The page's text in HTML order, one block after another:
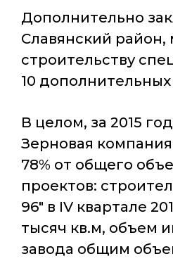
Дополнительно
Славянский
строительству
10
В целом, за 2015
Зерновая
78% от общего
проектов:
96" в IV квартале
тысяч кв.м, объем
завода общим